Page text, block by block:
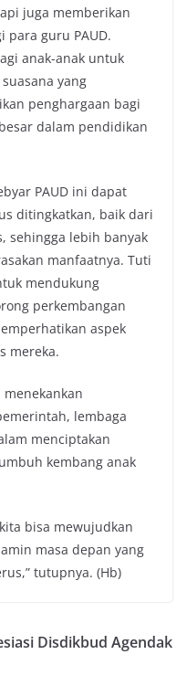
juga memberikan
para guru PAUD.
anak-anak untuk
yang
penghargaan bagi
dalam pendidikan
PAUD ini dapat
ditingkatkan, baik dari
sehingga lebih banyak
manfaatnya. Tuti
mendukung
perkembangan
aspek
mereka.
lembaga
menciptakan
kembang anak
bisa mewujudkan
masa depan yang
tutupnya. (Hb)
Disdikbud Agendak